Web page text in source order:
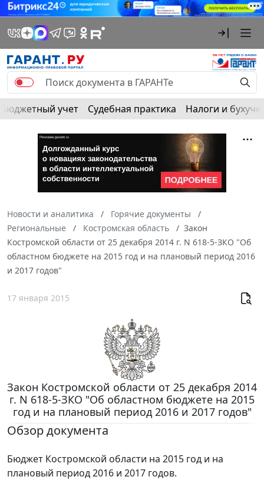
Бюджетный учет Судебная практика Налоги и
Новости и аналитика
Горячие документы
Региональные
Костромская область
Закон
Костромской области от 25 декабря 2014 г. N 618-5-ЗКО "Об
областном бюджете на 2015 год и на плановый период 2016
и 2017 годов"
17 января 2015
Закон Костромской области от 25 декабря 2014
г. N 618-5-ЗКО "Об областном бюджете на 2015
год и на плановый период 2016 и 2017 годов"
Обзор документа
Бюджет Костромской области на 2015 год и на
плановый период 2016 и 2017 годов.